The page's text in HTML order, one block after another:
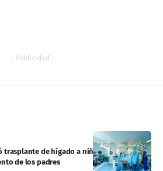
- Publicidad -
trasplante de hígado a niño de 11 años y
de los padres